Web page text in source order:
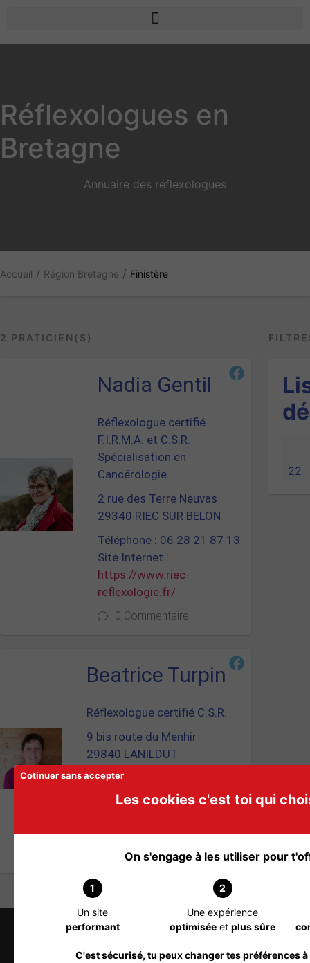
Réflexologues en
Bretagne
Annuaire des réflexologues
Accueil / Région Bretagne / Finistère
2 PRATICIEN(S)
Nadia Gentil
Réflexologue certifié
F.I.R.M.A. et C.S.R.
Spécialisation en
Cancérologie
2 rue des Terre Neuvas
29340 RIEC SUR BELON
Téléphone : 06 28 21 87 13
Site Internet :
https://www.riec-
reflexologie.fr/
0 Commentaire
Beatrice Turpin
Réflexologue certifié C.S.R.
9 bis route du Menhir
29840 LANILDUT
Téléphone : 06 73 74 27 89
Site Internet :
0 Commentaire
22
Cotinuer sans accepter
Les cookies c'est toi qui
On s'engage à les utiliser pour
1
Un site
performant
2
Une expérience
optimisée etplus sûre
C'est sécurisé, tu peux changer tes préférences